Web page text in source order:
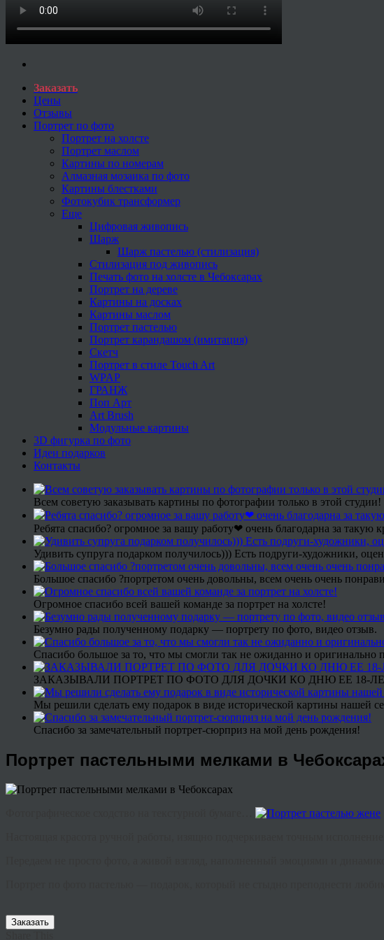
Заказать
Цены
Отзывы
Портрет по фото
Портрет на холсте
Портрет маслом
Картины по номерам
Алмазная мозаика по фото
Картины блестками
Фотокубик трансформер
Еще
Цифровая живопись
Шарж
Шарж пастелью (стилизация)
Стилизация под живопись
Печать фото на холсте в Чебоксарах
Портрет на дереве
Картины на досках
Картины маслом
Портрет пастелью
Портрет карандашом (имитация)
Скетч
Портрет в стиле Touch Art
WPAP
ГРАНЖ
Поп Арт
Art Brush
Модульные картины
3D фигурка по фото
Идеи подарков
Контакты
Всем советую заказывать картины по фотографии только в этой студии!
Ребята спасибо? огромное за вашу работу❤ очень благодарна за такую
Удивить супруга подарком получилось))) Есть подруги-художники,
Большое спасибо ?портретом очень довольны, всем очень очень
Огромное спасибо всей вашей команде за портрет на холсте!
Безумно рады полученному подарку — портрету по фото, видео отзыв.
Спасибо большое за то, что мы смогли так не ожиданно и оригинально
ЗАКАЗЫВАЛИ ПОРТРЕТ ПО ФОТО ДЛЯ ДОЧКИ КО ДНЮ ЕЕ 18-
Мы решили сделать ему подарок в виде исторической картины нашей
Спасибо за замечательный портрет-сюрприз на мой день рождения!
Портрет пастельными мелками в
Заказать